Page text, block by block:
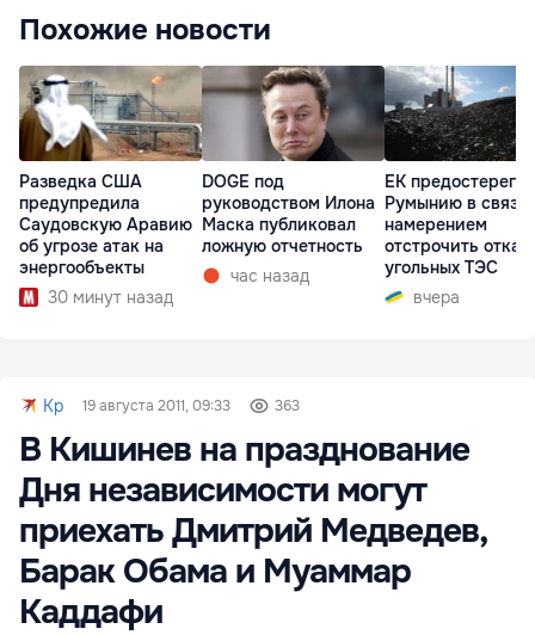
Похожие новости
Разведка США
предупредила
Саудовскую Аравию
об угрозе атак на
энергообъекты
30 минут назад
DOGE под
руководством Илона
Маска публиковал
ложную отчетность
час назад
ЕК предостерегла
Румынию в связи
намерением
отстрочить отказ
угольных ТЭС
вчера
Kp 19 августа 2011, 09:33 363
В Кишинев на празднование
Дня независимости могут
приехать Дмитрий Медведев,
Барак Обама и Муаммар
Каддафи